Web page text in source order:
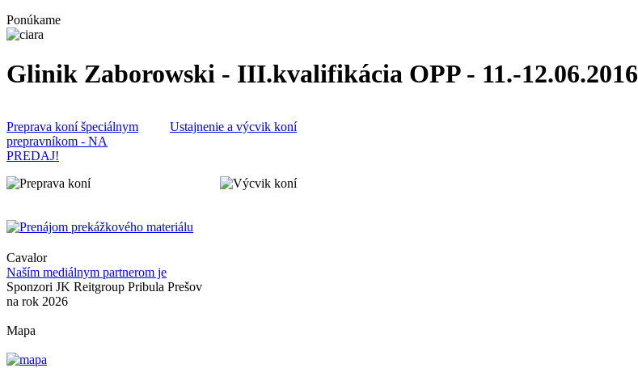
Ponúkame
Glinik Zaborowski - III.kvalifikácia OPP - 11.-12.06.2016
Preprava koní špeciálnym
prepravníkom - NA
PREDAJ!
Ustajnenie a výcvik koní
Cavalor
Naším mediálnym partnerom je
Sponzori JK Reitgroup Pribula Prešov
na rok 2026
Mapa